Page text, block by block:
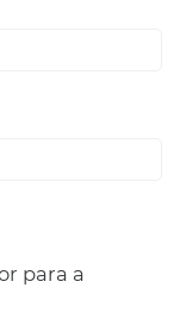
para a